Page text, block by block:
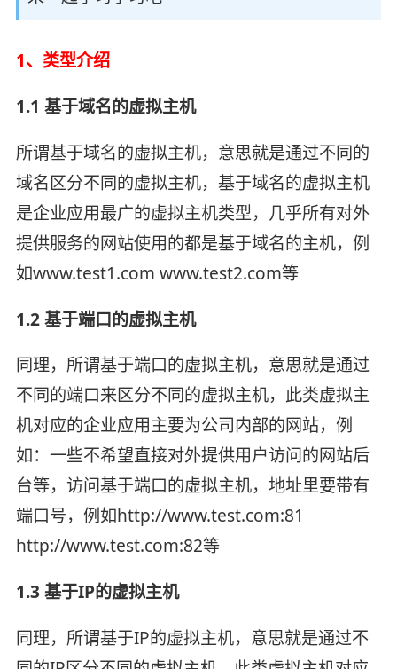
1、类型介绍
1.1 基于域名的虚拟主机
所谓基于域名的虚拟主机，意思就是通过不同的
域名区分不同的虚拟主机，基于域名的虚拟主机
是企业应用最广的虚拟主机类型，几乎所有对外
提供服务的网站使用的都是基于域名的主机，例
如www.test1.com www.test2.com等
1.2 基于端口的虚拟主机
同理，所谓基于端口的虚拟主机，意思就是通过
不同的端口来区分不同的虚拟主机，此类虚拟主
机对应的企业应用主要为公司内部的网站，例
如：一些不希望直接对外提供用户访问的网站后
台等，访问基于端口的虚拟主机，地址里要带有
端口号，例如http://www.test.com:81
http://www.test.com:82等
1.3 基于IP的虚拟主机
同理，所谓基于IP的虚拟主机，意思就是通过不